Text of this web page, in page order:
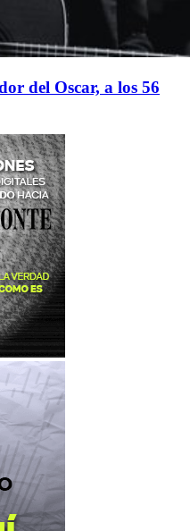
del Oscar, a los 56